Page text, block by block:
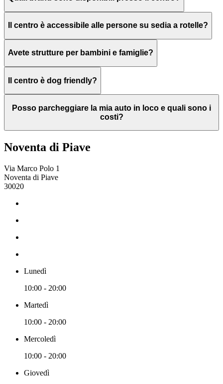
Il centro è accessibile alle persone su sedia a rotelle?
Avete strutture per bambini e famiglie?
Il centro è dog friendly?
Posso parcheggiare la mia auto in loco e quali sono i
costi?
Noventa di Piave
Via Marco Polo 1
Noventa di Piave
30020
Lunedì
10:00 - 20:00
Martedì
10:00 - 20:00
Mercoledì
10:00 - 20:00
Giovedì